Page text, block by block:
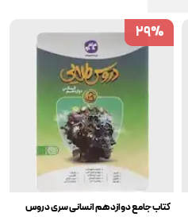
کتاب جامع دوازدهم انسانی سری دروس
29%
29%